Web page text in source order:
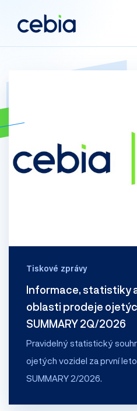
Tiskové zprávy
Informace, statistiky
oblasti prodeje
SUMMARY 2Q/2026
Pravidelný statistický
ojetých vozidel za první
SUMMARY 2/2026.